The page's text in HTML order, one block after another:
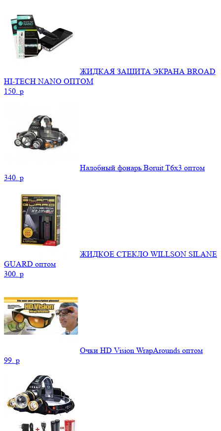
ЖИДКАЯ ЗАЩИТА ЭКРАНА BROAD
HI-TECH NANO ОПТОМ
150. p
Налобный фонарь Boruit T6x3 оптом
340. p
ЖИДКОЕ СТЕКЛО WILLSON SILANE
GUARD оптом
300. p
Очки HD Vision WrapArounds оптом
99. p